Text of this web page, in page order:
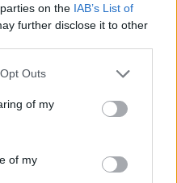
on the IAB’s List of
further disclose it to other
Outs
of my
of my